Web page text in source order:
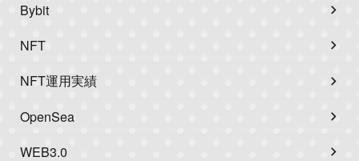
Bybit
NFT
NFT運用実績
OpenSea
WEB3.0